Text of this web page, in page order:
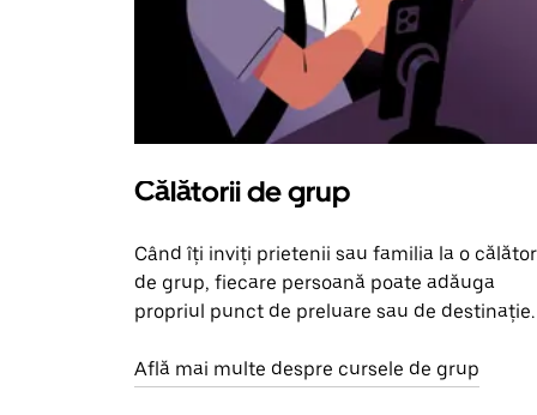
Călătorii de grup
Când îți inviți prietenii sau familia la o
de grup, fiecare persoană poate adăuga
propriul punct de preluare sau de destinație.
Află mai multe despre cursele de grup